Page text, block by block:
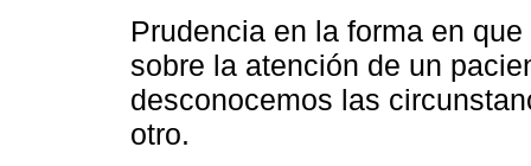
Prudencia en la forma en
sobre la atención de un
desconocemos las
otro.